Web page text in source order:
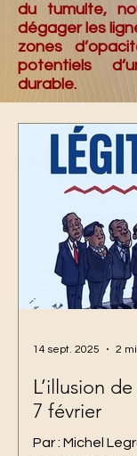
du tumulte,
dégager les
zones
potentiels
durable.
L’illusion
7 février
Par : Michel
14 sept. 2025 2